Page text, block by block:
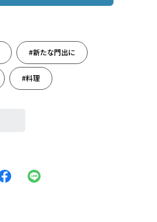
#新たな門出に
#料理